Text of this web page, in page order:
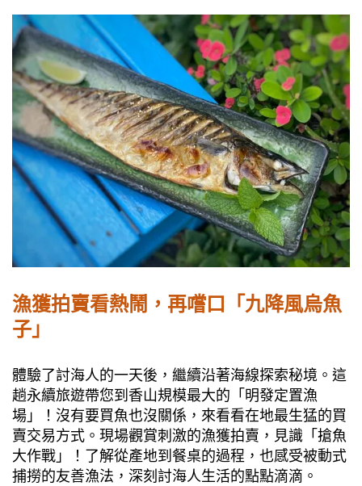
漁獲拍賣看熱鬧，再嚐口「九降風烏魚
子」
體驗了討海人的一天後，繼續沿著海線探索秘境。這
趟永續旅遊帶您到香山規模最大的「明發定置漁
場」！沒有要買魚也沒關係，來看看在地最生猛的買
賣交易方式。現場觀賞刺激的漁獲拍賣，見識「搶魚
大作戰」！了解從產地到餐桌的過程，也感受被動式
捕撈的友善漁法，深刻討海人生活的點點滴滴。